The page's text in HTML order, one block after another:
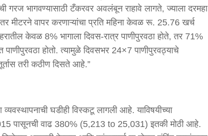
गरज भागवण्यासाठी टँकरवर अवलंबून राहावे लागते, ज्याला दरमहा
मीटरने वापर करणाऱ्यांचा प्रति महिना केवळ रू. 25.76 खर्च
केवळ 8% भागाला दिवस-रात्र पाणीपुरवठा होते, तर 71%
पाणीपुरवठा होतो. त्यामुळे दिवसभर 24×7 पाणीपुरवठ्याचे
तरी कठीण दिसते आहे.”
घडीही विस्कटू लागली आहे. याविषयीच्या
पासूनची वाढ 380% (5,213 to 25,031) इतकी मोठी आहे.